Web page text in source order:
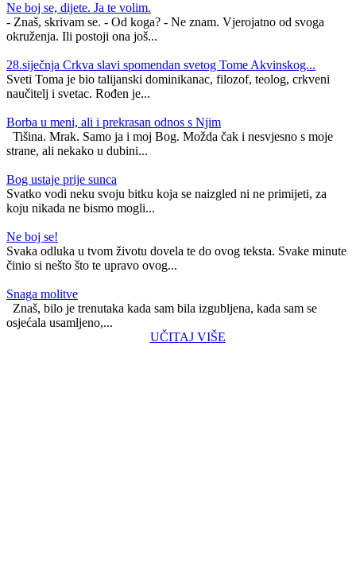
Ne boj se, dijete. Ja te volim.
- Znaš, skrivam se. - Od koga? - Ne znam. Vjerojatno od svoga
okruženja. Ili postoji ona još...
28.siječnja Crkva slavi spomendan svetog Tome Akvinskog...
Sveti Toma je bio talijanski dominikanac, filozof, teolog, crkveni
naučitelj i svetac. Rođen je...
Borba u meni, ali i prekrasan odnos s Njim
Tišina. Mrak. Samo ja i moj Bog. Možda čak i nesvjesno s moje
strane, ali nekako u dubini...
Bog ustaje prije sunca
Svatko vodi neku svoju bitku koja se naizgled ni ne primijeti, za
koju nikada ne bismo mogli...
Ne boj se!
Svaka odluka u tvom životu dovela te do ovog teksta. Svake minute
činio si nešto što te upravo ovog...
Snaga molitve
Znaš, bilo je trenutaka kada sam bila izgubljena, kada sam se
osjećala usamljeno,...
UČITAJ VIŠE